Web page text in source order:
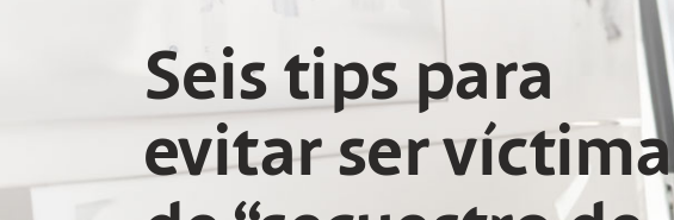
Seis tips para
evitar ser víctima